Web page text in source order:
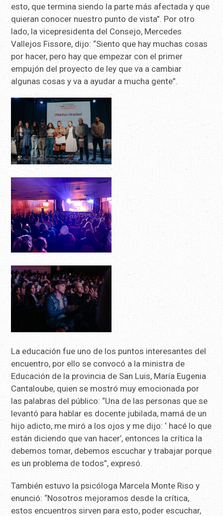
esto, que termina siendo la parte más afectada y que
quieran conocer nuestro punto de vista”. Por otro
lado, la vicepresidenta del Consejo, Mercedes
Vallejos Fissore, dijo: “Siento que hay muchas cosas
por hacer, pero hay que empezar con el primer
empujón del proyecto de ley que va a cambiar
algunas cosas y va a ayudar a mucha gente”.
La educación fue uno de los puntos interesantes del
encuentro, por ello se convocó a la ministra de
Educación de la provincia de San Luis, María Eugenia
Cantaloube, quien se mostró muy emocionada por
las palabras del público: “Una de las personas que se
levantó para hablar es docente jubilada, mamá de un
hijo adicto, me miró a los ojos y me dijo: ‘ hacé lo que
están diciendo que van hacer’, entonces la crítica la
debemos tomar, debemos escuchar y trabajar porque
es un problema de todos”, expresó.
También estuvo la psicóloga Marcela Monte Riso y
enunció: “Nosotros mejoramos desde la crítica,
estos encuentros sirven para esto, poder escuchar,